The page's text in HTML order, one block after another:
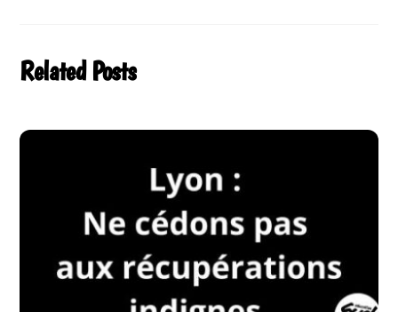
Related Posts